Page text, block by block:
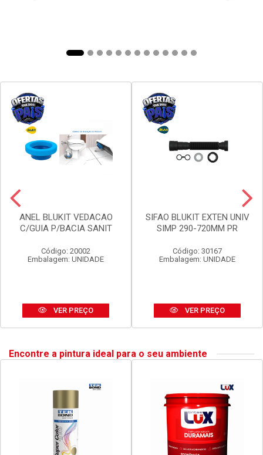
ANEL BLUKIT VEDACAO
C/GUIA P/BACIA SANIT
Código: 20002
Embalagem: UNIDADE
VER PREÇO
SIFAO BLUKIT EXTEN UNIV
SIMP 290-720MM PR
Código: 30167
Embalagem: UNIDADE
VER PREÇO
Encontre a pintura ideal para o seu ambiente